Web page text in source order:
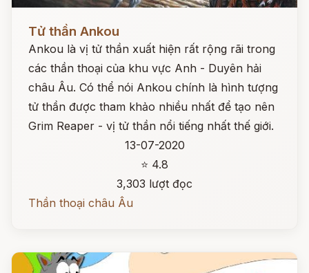
Tử thần Ankou
Ankou là vị tử thần xuất hiện rất rộng rãi trong
các thần thoại của khu vực Anh - Duyên hải
châu Âu. Có thể nói Ankou chính là hình tượng
tử thần được tham khảo nhiều nhất để tạo nên
Grim Reaper - vị tử thần nổi tiếng nhất thế giới.
13-07-2020
⭐ 4.8
3,303 lượt đọc
Thần thoại châu Âu